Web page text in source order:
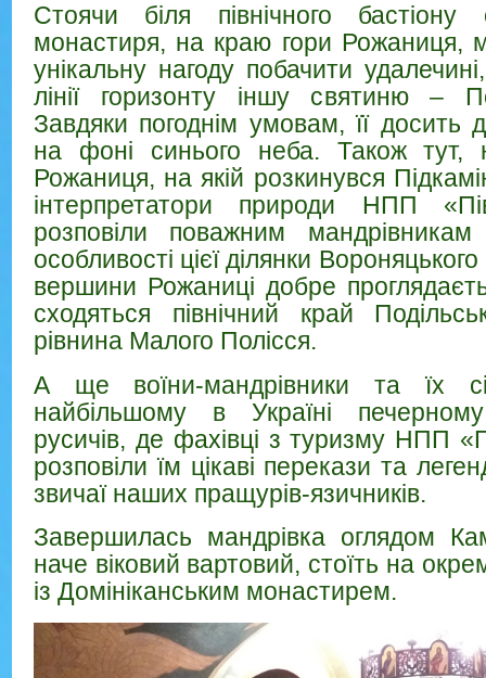
Стоячи біля північного бастіону
монастиря, на краю гори Рожаниця,
унікальну нагоду побачити
лінії горизонту іншу святиню –
Завдяки погоднім умовам, її досить
на фоні синього неба. Також тут,
Рожаниця, на якій розкинувся
інтерпретатори природи НПП
розповіли поважним мандрівникам
особливості цієї ділянки
вершини Рожаниці добре
сходяться північний край
рівнина Малого Полісся.
А ще воїни-мандрівники та їх
найбільшому в Україні
русичів, де фахівці з туризму НПП
розповіли їм цікаві перекази та
звичаї наших пращурів-язичників.
Завершилась мандрівка оглядом
наче віковий вартовий, стоїть на
із Домініканським монастирем.